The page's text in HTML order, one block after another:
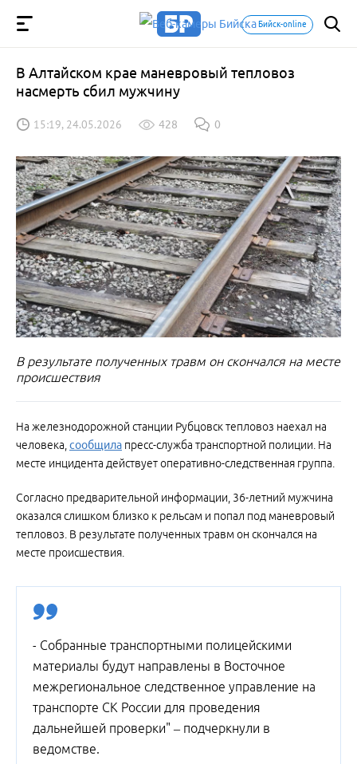
Бийск-online
В Алтайском крае маневровый тепловоз
насмерть сбил мужчину
15:19, 24.05.2026 428 0
В результате полученных травм он скончался на месте
происшествия
На железнодорожной станции Рубцовск тепловоз наехал на
человека,сообщила пресс-служба транспортной полиции. На
месте инцидента действует оперативно-следственная группа.
Согласно предварительной информации, 36-летний мужчина
оказался слишком близко к рельсам и попал под маневровый
тепловоз. В результате полученных травм он скончался на
месте происшествия.
- Собранные транспортными полицейскими
материалы будут направлены в Восточное
межрегиональное следственное управление на
транспорте СК России для проведения
дальнейшей проверки" – подчеркнули в
ведомстве.